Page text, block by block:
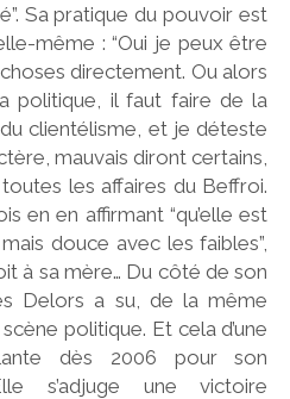
Sa pratique du pouvoir est
même : “Oui je peux être
directement. Ou alors
politique, il faut faire de la
clientélisme, et je déteste
mauvais diront certains,
les affaires du Beffroi.
en en affirmant “qu’elle est
douce avec les faibles”,
à sa mère… Du côté de son
Delors a su, de la même
politique. Et cela d’une
dès 2006 pour son
s’adjuge une victoire